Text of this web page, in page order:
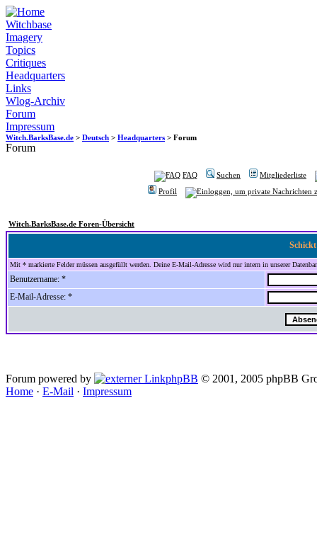
Witchbase
Imagery
Topics
Critiques
Headquarters
Links
Wlog-Archiv
Forum
Impressum
Witch.BarksBase.de > Deutsch > Headquarters > Forum
Forum
FAQ Suchen
Mitgliederliste
Profil
Witch.BarksBase.de Foren-Übersicht
Mit * markierte Felder müssen ausgefüllt werden. Deine E-Mail-Adresse wird nur intern in unserer
Benutzername: *
E-Mail-Adresse: *
Forum powered by phpBB © 2001, 2005 phpBB
Home · E-Mail · Impressum